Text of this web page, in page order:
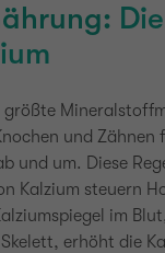
und
und um. Diese
Kalzium steuern
im
erhöht die